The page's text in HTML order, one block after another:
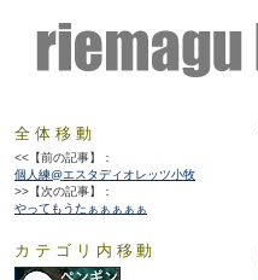
全体移動
<<【前の記事】：
個人練@エスタディオレッツ小牧
>>【次の記事】：
やってもうたぁぁぁぁぁ
カテゴリ内移動